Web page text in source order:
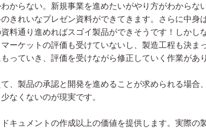
からない。新規事業を進めたいがやり方がわから
きれいなプレゼン資料ができてきます。さらに中
料通り進めればスゴイ製品ができそうです！しか
ーケットの評価も受けていないし、製造工程も決
っていき、評価を受けながら修正していく作業が
、製品の承認と開発を進めることが求められる場
なくないのが現実です。
キュメントの作成以上の価値を提供します。実際